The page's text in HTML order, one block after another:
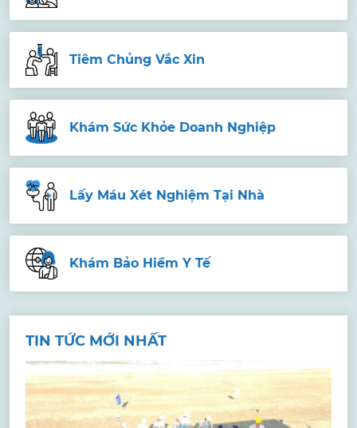
Tiêm Chủng Vắc Xin
Khám Sức Khỏe Doanh Nghiệp
Lấy Máu Xét Nghiệm Tại Nhà
Khám Bảo Hiểm Y Tế
TIN TỨC MỚI NHẤT